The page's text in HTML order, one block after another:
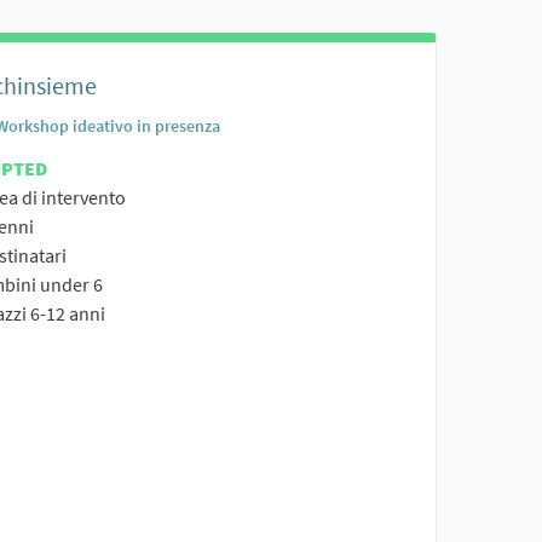
ideativo in presenza
di intervento
under 6
6-12 anni